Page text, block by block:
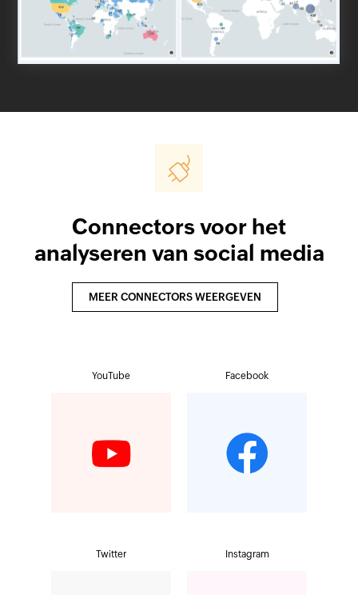
Connectors voor het
analyseren van social media
MEER CONNECTORS WEERGEVEN
YouTube Facebook
Twitter Instagram